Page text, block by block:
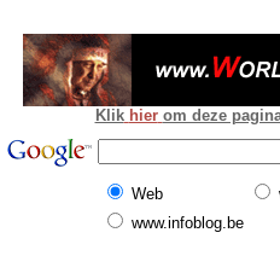
Klik hier om deze
Web
www.infoblog.be